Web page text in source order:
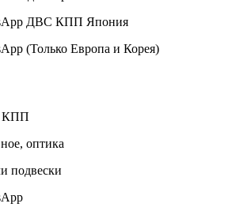
ДВС КПП Япония
(Только Европа и Корея)
КПП
оптика
подвески